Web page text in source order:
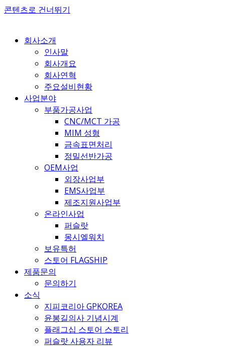
콘텐츠로 건너뛰기
회사소개
인사말
회사개요
회사연혁
주요설비현황
사업분야
부품가공사업
CNC/MCT 가공
MIM 성형
금속표면처리
정밀선반가공
OEM사업
외장사업부
EMS사업부
제조지원사업부
온라인사업
퍼슬랏
몽시엘워치
보유특허
스토어 FLAGSHIP
제품문의
문의하기
소식
지피코리아 GPKOREA
윤봉길의사 기념시계
플래그십 스토어 스토리
퍼슬랏 사용자 리뷰